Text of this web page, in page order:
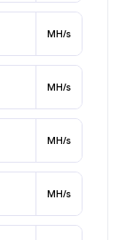
MH/s
MH/s
MH/s
MH/s